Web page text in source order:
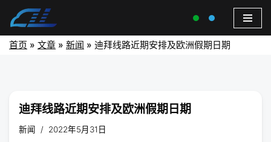
首页 » 文章 » 新闻 » 迪拜线路近期安排及欧洲假期日期
迪拜线路近期安排及欧洲假期日期
新闻 2022年5月31日